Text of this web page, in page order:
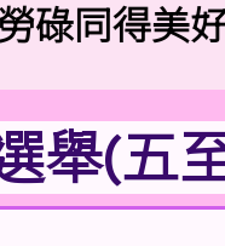
得美好的
舉(五